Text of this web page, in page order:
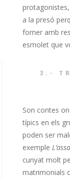
a la presó
forner amb
esmolet que
3.-
Son contes
típics en els
poden ser
exemple
cunyat molt
matrimonials